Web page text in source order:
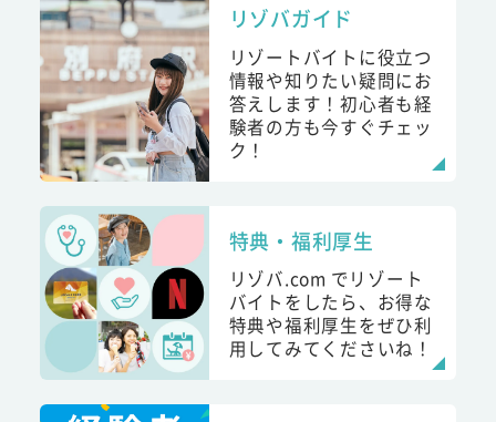
リゾバガイド
リゾートバイトに役立つ
情報や知りたい疑問にお
答えします！初心者も経
験者の方も今すぐチェッ
ク！
特典・福利厚生
リゾバ.com でリゾート
バイトをしたら、お得な
特典や福利厚生をぜひ利
用してみてくださいね！